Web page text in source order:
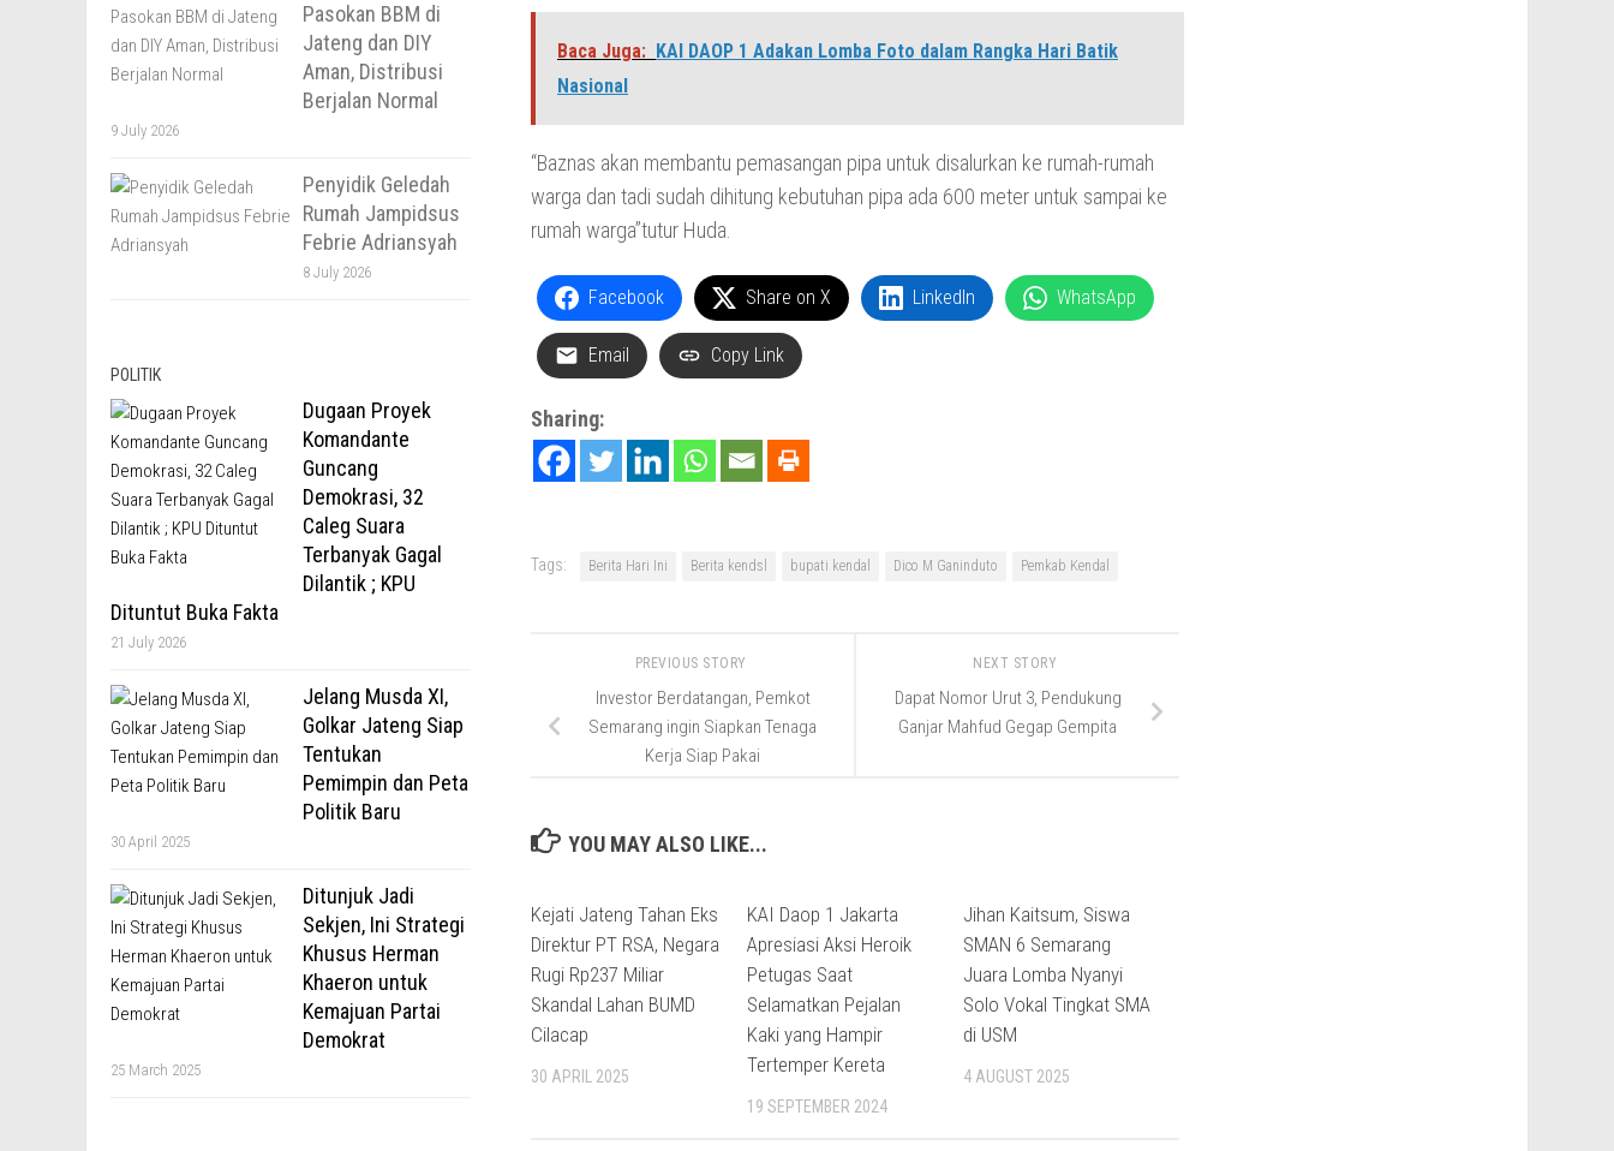
Baca Juga: KAI DAOP 1 Adakan Lomba Foto dalam Rangka Hari Batik
Nasional
“Baznas akan membantu pemasangan pipa untuk disalurkan ke rumah-rumah
warga dan tadi sudah dihitung kebutuhan pipa ada 600 meter untuk sampai ke
rumah warga”tutur Huda.
Facebook Share on X LinkedIn WhatsApp
Email Copy Link
Sharing:
Tags: Berita Hari Ini Berita kendsl bupati kendal Dico M Ganinduto Pemkab Kendal
NEXT STORY
Dapat Nomor Urut 3, Pendukung
Ganjar Mahfud Gegap Gempita
PREVIOUS STORY
Investor Berdatangan, Pemkot
Semarang ingin Siapkan Tenaga
Kerja Siap Pakai
YOU MAY ALSO LIKE...
Kejati Jateng Tahan Eks
Direktur PT RSA, Negara
Rugi Rp237 Miliar
Skandal Lahan BUMD
Cilacap
30 APRIL 2025
KAI Daop 1 Jakarta
Apresiasi Aksi Heroik
Petugas Saat
Selamatkan Pejalan
Kaki yang Hampir
Tertemper Kereta
19 SEPTEMBER 2024
Jihan Kaitsum, Siswa
SMAN 6 Semarang
Juara Lomba Nyanyi
Solo Vokal Tingkat SMA
di USM
4 AUGUST 2025
Pasokan BBM di
Jateng dan DIY
Aman, Distribusi
Berjalan Normal
9 July 2026
Penyidik Geledah
Rumah Jampidsus
Febrie Adriansyah
8 July 2026
POLITIK
Dugaan Proyek
Komandante
Guncang
Demokrasi, 32
Caleg Suara
Terbanyak Gagal
Dilantik ; KPU
Dituntut Buka Fakta
21 July 2026
Jelang Musda XI,
Golkar Jateng Siap
Tentukan
Pemimpin dan Peta
Politik Baru
30 April 2025
Ditunjuk Jadi
Sekjen, Ini Strategi
Khusus Herman
Khaeron untuk
Kemajuan Partai
Demokrat
25 March 2025